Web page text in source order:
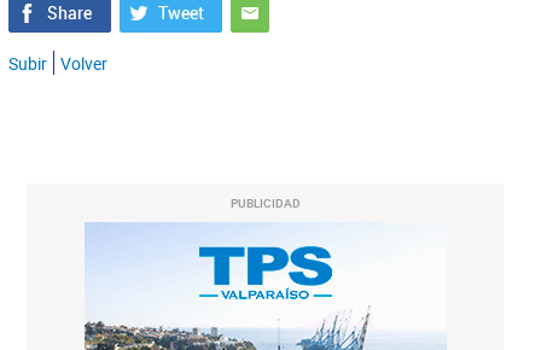
Subir Volver
PUBLICIDAD